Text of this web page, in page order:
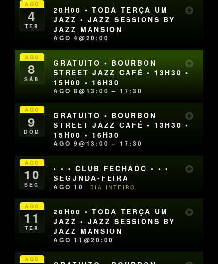
AGO
4
TER
20H00 • TODA TERÇA UM
JAZZ • JAZZ SESSIONS BY
JAZZ MANSION
AGO 4@20:00
AGO
8
SÁB
GRATUITO • BOURBON
STREET JAZZ CAFÉ • 13H30 •
15H00 • 16H30
AGO 8@13:00 – 17:30
AGO
9
DOM
GRATUITO • BOURBON
STREET JAZZ CAFÉ • 13H30 •
15H00 • 16H30
AGO 9@13:00 – 17:30
AGO
10
SEG
• • • CLUB FECHADO • • •
SEGUNDA-FEIRA
AGO 10 DIA INTEIRO
AGO
11
TER
20H00 • TODA TERÇA UM
JAZZ • JAZZ SESSIONS BY
JAZZ MANSION
AGO 11@20:00
AGO